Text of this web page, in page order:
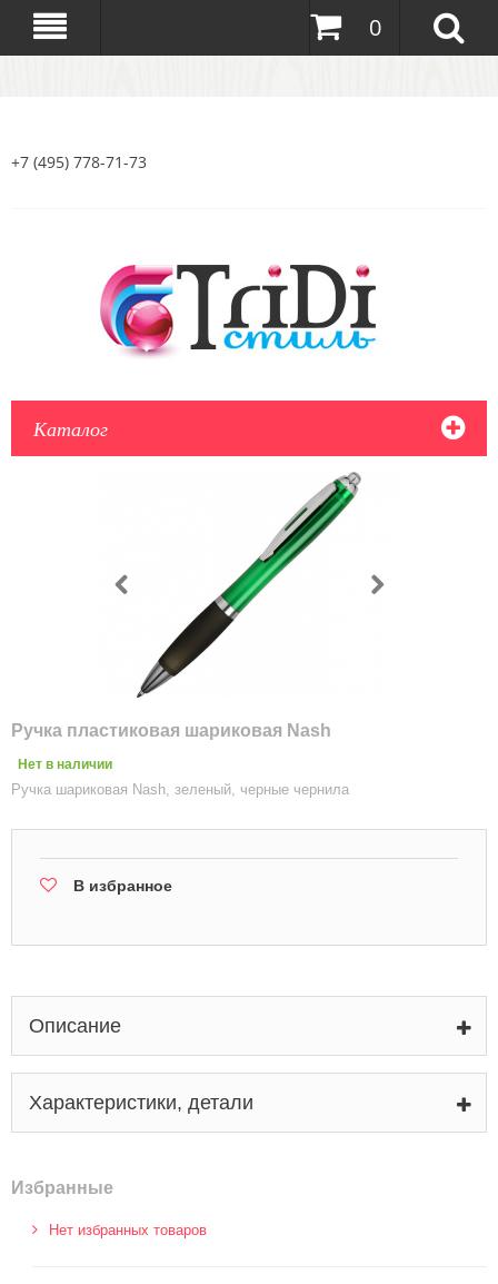
0
+7 (495) 778-71-73
Каталог
Ручка пластиковая шариковая Nash
Нет в наличии
Ручка шариковая Nash, зеленый, черные чернила
В избранное
Описание
Характеристики, детали
Избранные
Нет избранных товаров